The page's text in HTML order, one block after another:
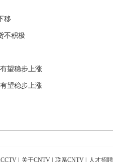
移
不积极
望稳步上涨
望稳步上涨
| 关于CNTV | 联系CNTV | 人才招聘